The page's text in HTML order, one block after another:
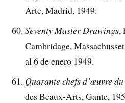
Arte, Madrid, 1949.
Seventy Master Drawings,
Cambridage,
al 6 de enero 1949.
Quarante chefs d’œuvre
des Beaux-Arts, Gante,